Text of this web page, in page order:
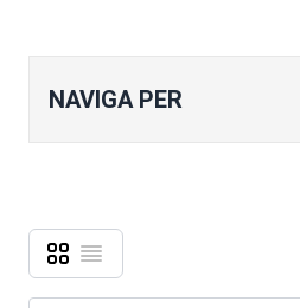
NAVIGA PER
Mostra come
Griglia
Lista